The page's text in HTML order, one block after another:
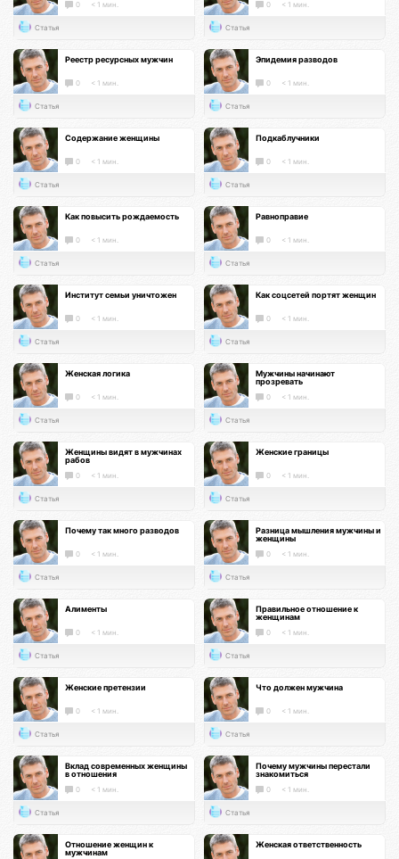
0 < 1 мин.
Статья
0 < 1 мин.
Статья
Реестр ресурсных мужчин
0 < 1 мин.
Статья
Эпидемия разводов
0 < 1 мин.
Статья
Содержание женщины
0 < 1 мин.
Статья
Подкаблучники
0 < 1 мин.
Статья
Как повысить рождаемость
0 < 1 мин.
Статья
Равноправие
0 < 1 мин.
Статья
Институт семьи уничтожен
0 < 1 мин.
Статья
Как соцсетей портят женщин
0 < 1 мин.
Статья
Женская логика
0 < 1 мин.
Статья
Мужчины начинают
прозревать
0 < 1 мин.
Статья
Женщины видят в мужчинах
рабов
0 < 1 мин.
Статья
Женские границы
0 < 1 мин.
Статья
Почему так много разводов
0 < 1 мин.
Статья
Разница мышления мужчины и
женщины
0 < 1 мин.
Статья
Алименты
0 < 1 мин.
Статья
Правильное отношение к
женщинам
0 < 1 мин.
Статья
Женские претензии
0 < 1 мин.
Статья
Что должен мужчина
0 < 1 мин.
Статья
Вклад современных женщины
в отношения
0 < 1 мин.
Статья
Почему мужчины перестали
знакомиться
0 < 1 мин.
Статья
Отношение женщин к
мужчинам
Женская ответственность